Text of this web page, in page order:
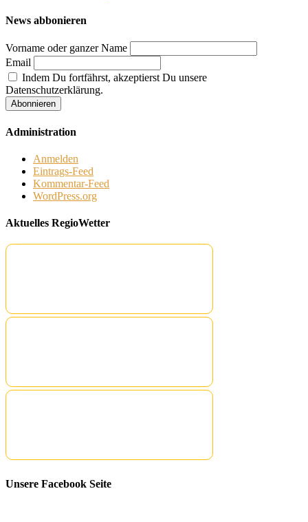
News abbonieren
Vorname oder ganzer Name
Email
Indem Du fortfährst, akzeptierst Du unsere
Datenschutzerklärung.
Administration
Anmelden
Eintrags-Feed
Kommentar-Feed
WordPress.org
Aktuelles RegioWetter
Unsere Facebook Seite